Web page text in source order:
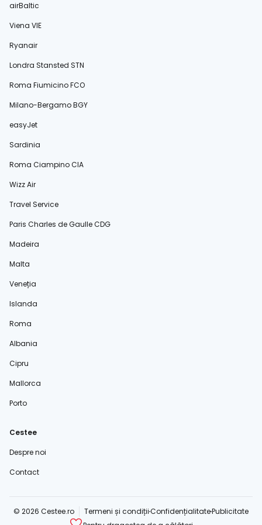
airBaltic
Viena VIE
Ryanair
Londra Stansted STN
Roma Fiumicino FCO
Milano-Bergamo BGY
easyJet
Sardinia
Roma Ciampino CIA
Wizz Air
Travel Service
Paris Charles de Gaulle CDG
Madeira
Malta
Veneția
Islanda
Roma
Albania
Cipru
Mallorca
Porto
Cestee
Despre noi
Contact
© 2026 Cestee.ro Termeni și condițiiConfidențialitatePublicitate